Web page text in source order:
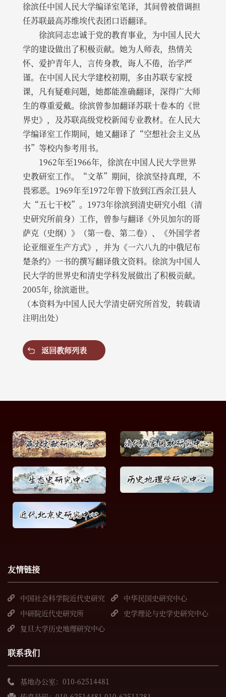
徐滨任中国人民大学编译室笔译，其间曾被借调担
任苏联最高苏维埃代表团口语翻译。
徐滨同志忠诚于党的教育事业，为中国人民大
学的建设做出了积极贡献。她为人师表，热情关
怀、爱护青年人，言传身教，诲人不倦，治学严
谨。在中国人民大学建校初期，多由苏联专家授
课，凡有疑难问题，她都能准确翻译，深得广大师
生的尊重爱戴。徐滨曾参加翻译苏联十卷本的《世
界史》，及苏联高级党校新闻专业教材。在人民大
学编译室工作期间，她又翻译了“空想社会主义丛
书”等校内参考用书。
1962年至1966年，徐滨在中国人民大学世界
史教研室工作。“文革”期间，徐滨坚持真理，不
畏邪恶。1969年至1972年曾下放到江西余江县人
大“五七干校”。1973年徐滨到清史研究小组（清
史研究所前身）工作，曾参与翻译《外贝加尔的哥
萨克（史纲）》（第一卷、第二卷）、《外国学者
论亚细亚生产方式》，并为《一六八九的中俄尼布
楚条约》一书的撰写翻译俄文资料。徐滨为中国人
民大学的世界史和清史学科发展做出了积极贡献。
2005年, 徐滨逝世。
（本资料为中国人民大学清史研究所首发，转载请
注明出处）
返回教师列表
友情链接
中国社会科学院近代史研究
所
中华民国史研究中心
中研院近代史研究所
史学理论与史学史研究中心
复旦大学历史地理研究中心
联系我们
基地办公室：010-62514481